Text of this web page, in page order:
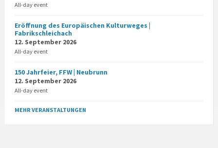
All-day event
Eröffnung des Europäischen Kulturweges |
Fabrikschleichach
12. September 2026
All-day event
150 Jahrfeier, FFW | Neubrunn
12. September 2026
All-day event
MEHR VERANSTALTUNGEN